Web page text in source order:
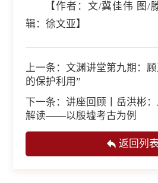
【作者：文/冀佳伟 图/
辑：徐文亚】
上一条： 文渊讲堂第九期：
的保护利用”
下一条： 讲座回顾丨岳洪彬
解读——以殷墟考古为例
返回列表